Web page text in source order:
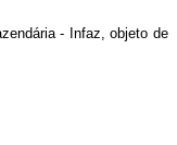
- Infaz, objeto de